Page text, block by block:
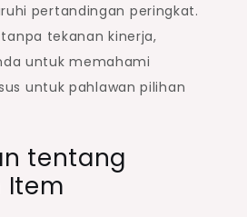
pertandingan peringkat.
tekanan kinerja,
untuk memahami
untuk pahlawan pilihan
tentang
Item